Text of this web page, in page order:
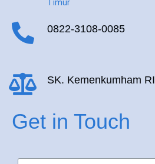
Timur
0822-3108-0085
SK. Kemenkumham RI
Get in Touch